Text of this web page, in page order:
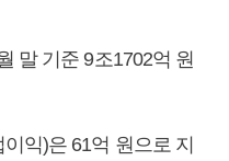
말 기준 9조1702억 원
익)은 61억 원으로 지